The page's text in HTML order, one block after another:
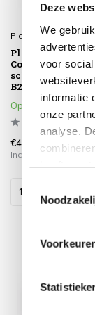
Deze
We
voor
informatie
onze
analyse.
Platinum
Platinum Sun &
Coolfit
schaduwdoek
B200xL400cm
Op voorraad
€419,00
Incl. btw